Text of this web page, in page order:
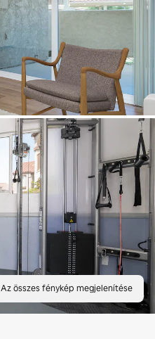
Az összes fénykép megjelenítése